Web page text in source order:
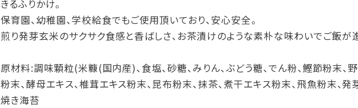
きるふりかけ。
保育園、幼稚園、学校給食でもご使用頂いており、安心安全。
煎り発芽玄米のサクサク食感と香ばしさ、お茶漬けのような素朴な味わいでご飯が
原材料:調味顆粒(米糠(国内産)、食塩、砂糖、みりん、ぶどう糖、でん粉、鰹節粉末、
粉末、酵母エキス、椎茸エキス粉末、昆布粉末、抹茶、煮干エキス粉末、飛魚粉末、
焼き海苔